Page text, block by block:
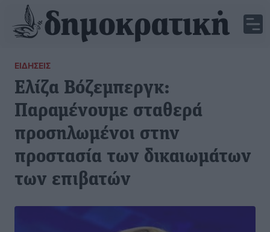
ΕΙΔΉΣΕΙΣ
Ελίζα Βόζεμπεργκ:
Παραμένουμε σταθερά
προσηλωμένοι στην
προστασία των δικαιωμάτων
των επιβατών